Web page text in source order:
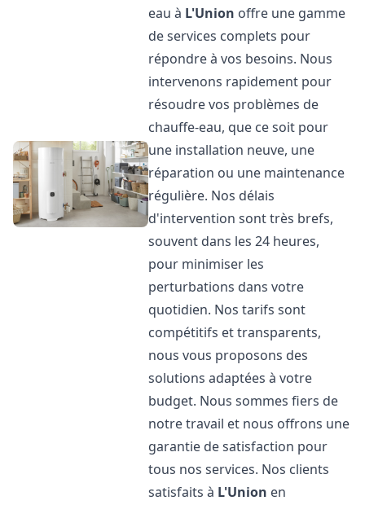
eau à L'Union offre une gamme
de services complets pour
répondre à vos besoins. Nous
intervenons rapidement pour
résoudre vos problèmes de
chauffe-eau, que ce soit pour
une installation neuve, une
réparation ou une maintenance
régulière. Nos délais
d'intervention sont très brefs,
souvent dans les 24 heures,
pour minimiser les
perturbations dans votre
quotidien. Nos tarifs sont
compétitifs et transparents,
nous vous proposons des
solutions adaptées à votre
budget. Nous sommes fiers de
notre travail et nous offrons une
garantie de satisfaction pour
tous nos services. Nos clients
satisfaits à L'Union en